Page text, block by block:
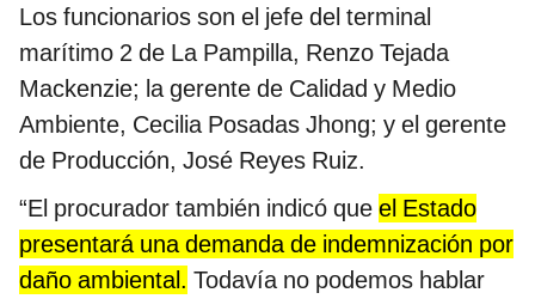
Los funcionarios son el jefe del terminal
marítimo 2 de La Pampilla, Renzo Tejada
Mackenzie; la gerente de Calidad y Medio
Ambiente, Cecilia Posadas Jhong; y el gerente
de Producción, José Reyes Ruiz.
“El procurador también indicó que el Estado
presentará una demanda de indemnización por
daño ambiental. Todavía no podemos hablar